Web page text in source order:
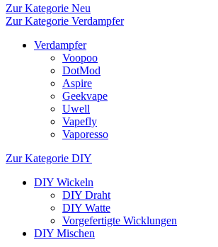
Zur Kategorie Neu
Zur Kategorie Verdampfer
Verdampfer
Voopoo
DotMod
Aspire
Geekvape
Uwell
Vapefly
Vaporesso
Zur Kategorie DIY
DIY Wickeln
DIY Draht
DIY Watte
Vorgefertigte Wicklungen
DIY Mischen